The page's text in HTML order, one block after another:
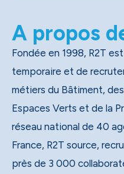
A propos
Fondée en 1998, R2T
temporaire et de
métiers du Bâtiment,
Espaces Verts et de la Propreté.
réseau national de 40
France, R2T source,
près de 3 000